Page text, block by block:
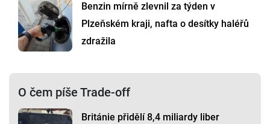
Benzin mírně zlevnil za týden v
Plzeňském kraji, nafta o desítky haléřů
zdražila
O čem píše Trade-off
Británie přidělí 8,4 miliardy liber